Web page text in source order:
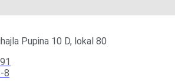
Pupina 10 D, lokal 80
8